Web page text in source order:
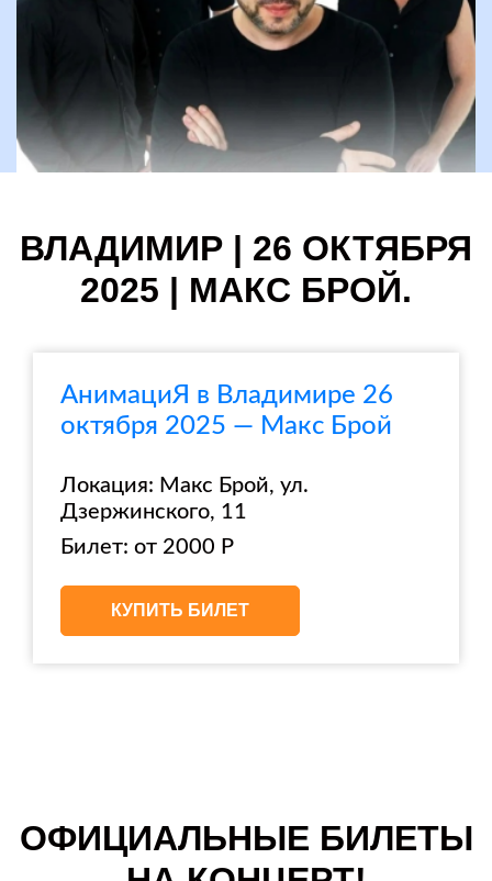
ВЛАДИМИР | 26 ОКТЯБРЯ
2025 | МАКС БРОЙ.
АнимациЯ в Владимире 26
октября 2025 — Макс Брой
Локация: Макс Брой, ул.
Дзержинского, 11
Билет: от 2000 Р
КУПИТЬ БИЛЕТ
ОФИЦИАЛЬНЫЕ БИЛЕТЫ